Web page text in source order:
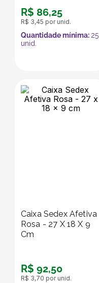
R$ 86,25
R$ 3,45 por unid.
Quantidade mínima: 25
unid.
Caixa Sedex Afetiva
Rosa - 27 X 18 X 9
Cm
R$ 92,50
R$ 3,70 por unid.